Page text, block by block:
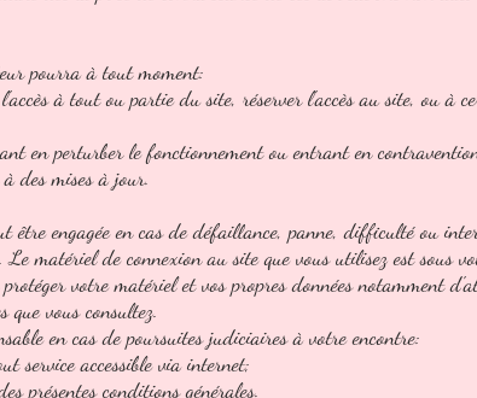
pourra à tout moment:
à tout ou partie du site, réserver l'accès au site, ou à
en perturber le fonctionnement ou entrant en
des mises à jour.
être engagée en cas de défaillance, panne, difficulté ou
matériel de connexion au site que vous utilisez est sous
protéger votre matériel et vos propres données notamment
que vous consultez.
en cas de poursuites judiciaires à votre encontre:
service accessible via internet;
présentes conditions générales.